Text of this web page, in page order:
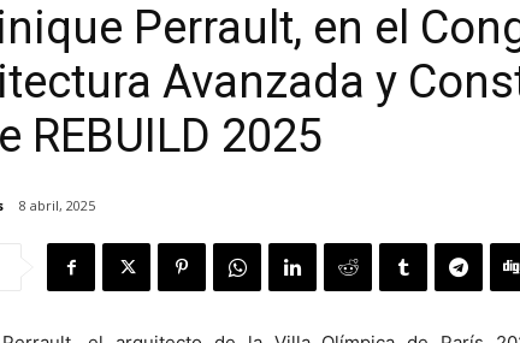
Perrault, en el
Avanzada y
REBUILD 2025
8 abril, 2025